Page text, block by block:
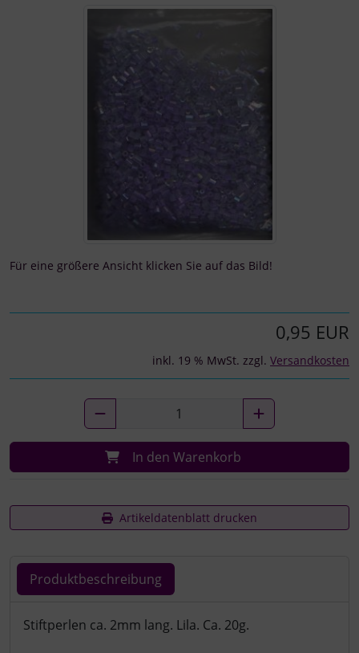
Wenn mehr als ein Produktbild existiert, können Sie die
Für eine größere Ansicht klicken Sie auf das Bild!
0,95 EUR
inkl. 19 % MwSt. zzgl. Versandkosten
In den Warenkorb
Artikeldatenblatt drucken
Produktbeschreibung
Produktbeschreibung
Stiftperlen ca. 2mm lang. Lila. Ca. 20g.